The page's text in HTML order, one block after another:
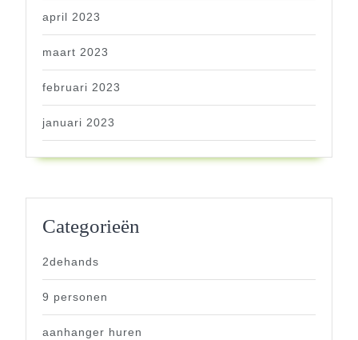
april 2023
maart 2023
februari 2023
januari 2023
Categorieën
2dehands
9 personen
aanhanger huren